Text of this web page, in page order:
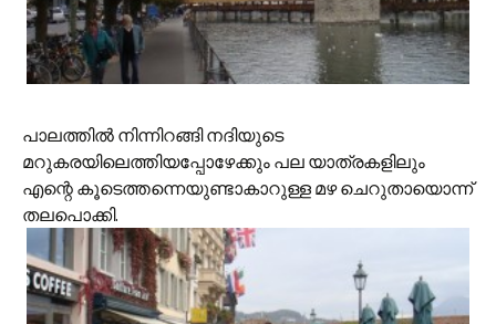
പാലത്തില്‍ നിന്നിറങ്ങി നദിയുടെ
മറുകരയിലെത്തിയപ്പോഴേക്കും പല യാത്രകളിലും
എന്റെ കൂടെത്തന്നെയുണ്ടാകാറുള്ള മഴ ചെറുതായൊന്ന്
തലപൊക്കി.